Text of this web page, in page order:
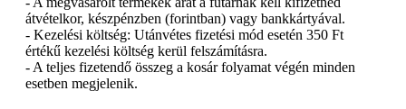
átvételkor, készpénzben (forintban) vagy bankkártyával.
- Kezelési költség: Utánvétes fizetési mód esetén 350 Ft
értékű kezelési költség kerül felszámításra.
- A teljes fizetendő összeg a kosár folyamat végén minden
esetben megjelenik.